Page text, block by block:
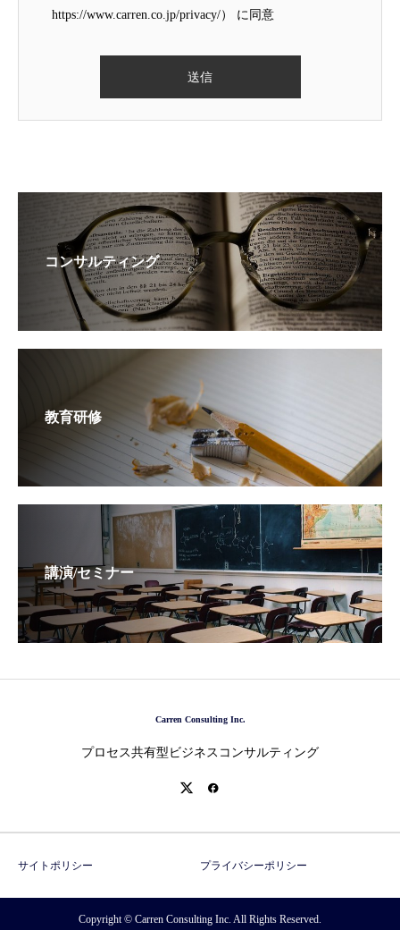
https://www.carren.co.jp/privacy/） に同意
コンサルティング
教育研修
講演/セミナー
Carren Consulting Inc.
プロセス共有型ビジネスコンサルティング
サイトポリシー プライバシーポリシー
Copyright © Carren Consulting Inc. All Rights Reserved.